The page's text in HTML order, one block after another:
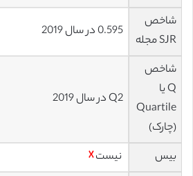
شاخص
SJR مجله
0.595 در سال 2019
شاخص
Q یا
Quartile
(چارک)
Q2 در سال 2019
بیس نیست☓